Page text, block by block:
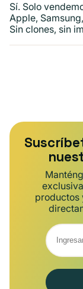
Sí. Solo
Apple,
Sin clones, sin
productos